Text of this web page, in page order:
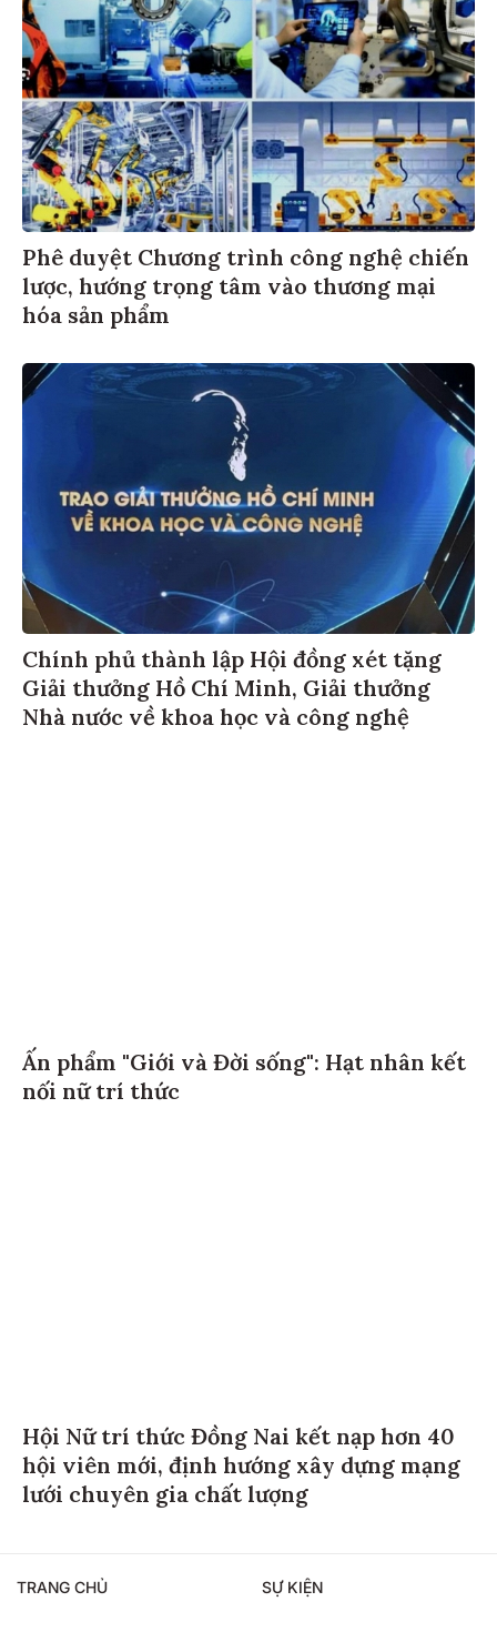
Phê duyệt Chương trình công nghệ chiến
lược, hướng trọng tâm vào thương mại
hóa sản phẩm
Chính phủ thành lập Hội đồng xét tặng
Giải thưởng Hồ Chí Minh, Giải thưởng
Nhà nước về khoa học và công nghệ
Ấn phẩm "Giới và Đời sống": Hạt nhân kết
nối nữ trí thức
Hội Nữ trí thức Đồng Nai kết nạp hơn 40
hội viên mới, định hướng xây dựng mạng
lưới chuyên gia chất lượng
TRANG CHỦ SỰ KIỆN